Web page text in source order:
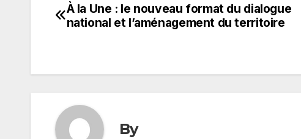
Navigation
À la Une : le nouveau format du dialogue
national et l’aménagement du territoire
By